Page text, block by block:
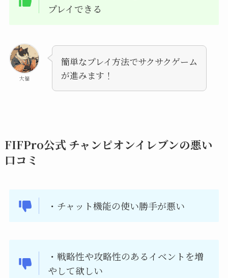
プレイできる
大福
簡単なプレイ方法でサクサクゲーム
が進みます！
FIFPro公式 チャンピオンイレブンの悪い
口コミ
・ チャット機能の使い勝手が悪い
・戦略性や攻略性のあるイベントを増
やして欲しい